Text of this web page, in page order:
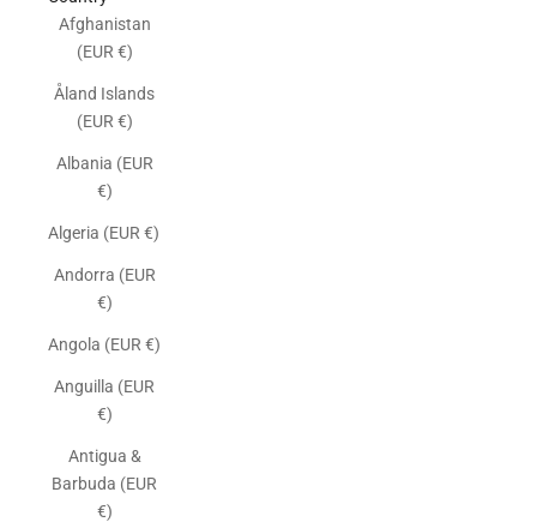
Afghanistan
(EUR €)
Åland Islands
(EUR €)
Albania (EUR
€)
Algeria (EUR €)
Andorra (EUR
€)
Angola (EUR €)
Anguilla (EUR
€)
Antigua &
Barbuda (EUR
€)